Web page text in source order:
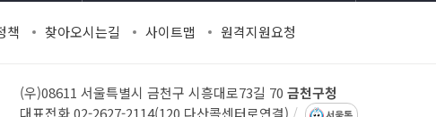
책 찾아오시는길 사이트맵 원격지원요청
(우)08611 서울특별시 금천구 시흥대로73길 70 금천구청
대표전화 02-2627-2114(120 다산콜센터로연결)